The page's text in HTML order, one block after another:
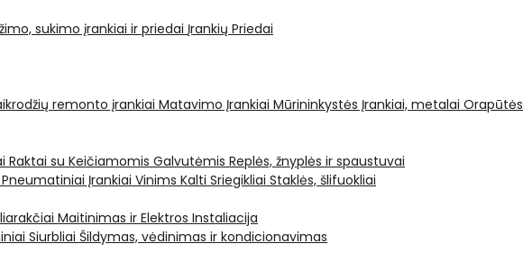
sukimo įrankiai ir priedai Įrankių Priedai
remonto įrankiai Matavimo Įrankiai Mūrininkystės Įrankiai, metalai Orapūtės
Raktai su Keičiamomis Galvutėmis Replės, žnyplės ir spaustuvai
Įrankiai Vinims Kalti Sriegikliai Staklės, šlifuokliai
Maitinimas ir Elektros Instaliacija
Siurbliai Šildymas, vėdinimas ir kondicionavimas